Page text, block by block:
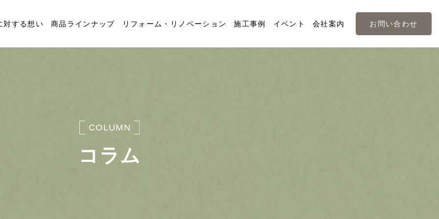
対する想い 商品ラインナップ リフォーム・リノベーション 施工事例 イベント 会社案内 お問い合わせ
COLUMN
コラム